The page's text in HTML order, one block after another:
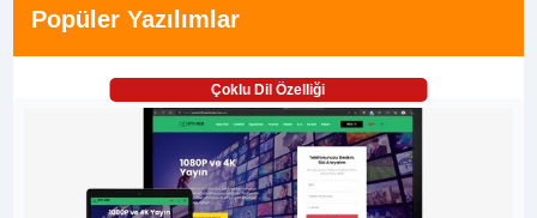
Popüler Yazılımlar
Çoklu Dil Özelliği